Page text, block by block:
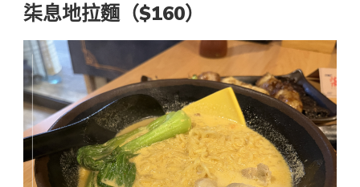
柒息地拉麵（$160）